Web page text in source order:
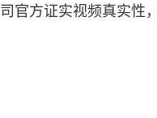
官方证实视频真实性